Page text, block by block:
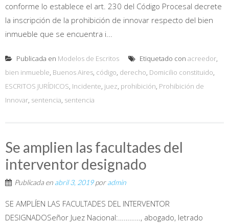
conforme lo establece el art. 230 del Código Procesal decrete
la inscripción de la prohibición de innovar respecto del bien
inmueble que se encuentra i...
Publicada en Modelos de Escritos Etiquetado con acreedor,
bien inmueble, Buenos Aires, código, derecho, Domicilio constituido,
ESCRITOS JURÍDICOS, Incidente, juez, prohibición, Prohibición de
Innovar, sentencia, sentencia
Se amplien las facultades del
interventor designado
Publicada en abril 3, 2019poradmin
SE AMPLÍEN LAS FACULTADES DEL INTERVENTOR
DESIGNADOSeñor Juez Nacional:…………, abogado, letrado